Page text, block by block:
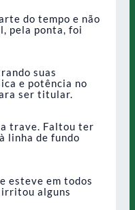
do tempo e não
pela ponta, foi
suas
e potência no
ser titular.
a trave. Faltou ter
linha de fundo
esteve em todos
irritou alguns